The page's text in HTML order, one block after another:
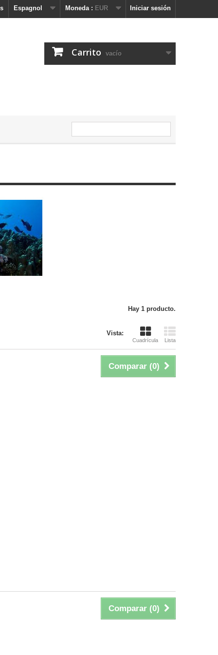
Iniciar sesión
Moneda : EUR
Espagnol
Carrito vacío
Hay 1 producto.
Vista:
Cuadrícula Lista
Comparar (0)
Comparar (0)